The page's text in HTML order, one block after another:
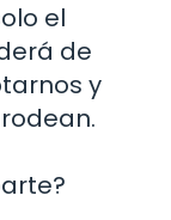
el
de
y